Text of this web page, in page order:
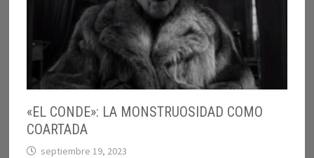
«EL CONDE»: LA MONSTRUOSIDAD COMO
COARTADA
septiembre 19, 2023